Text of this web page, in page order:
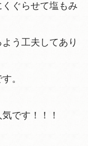
ぐらせて塩もみ
う工夫してあり
。
です！！！